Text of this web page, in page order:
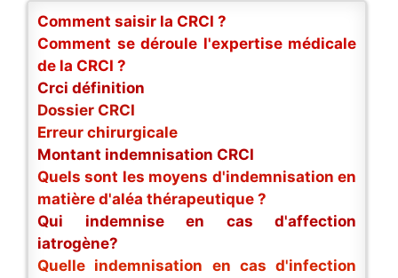
Comment saisir la CRCI ?
Comment se déroule l'expertise médicale
de la CRCI ?
Crci définition
Dossier CRCI
Erreur chirurgicale
Montant indemnisation CRCI
Quels sont les moyens d'indemnisation en
matière d'aléa thérapeutique ?
Qui indemnise en cas d'affection
iatrogène?
Quelle indemnisation en cas d'infection